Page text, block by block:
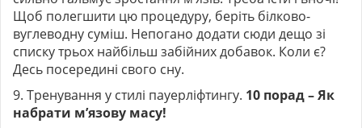
Щоб полегшити цю процедуру, беріть білково-
вуглеводну суміш. Непогано додати сюди дещо зі
списку трьох найбільш забійних добавок. Коли є?
Десь посередині свого сну.
9. Тренування у стилі пауерліфтингу. 10 порад – Як
набрати м’язову масу!